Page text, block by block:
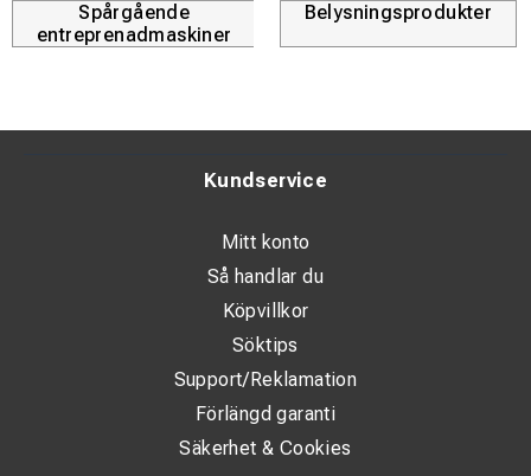
Spårgående
entreprenadmaskiner
Belysningsprodukter
Kundservice
Mitt konto
Så handlar du
Köpvillkor
Söktips
Support/Reklamation
Förlängd garanti
Säkerhet & Cookies